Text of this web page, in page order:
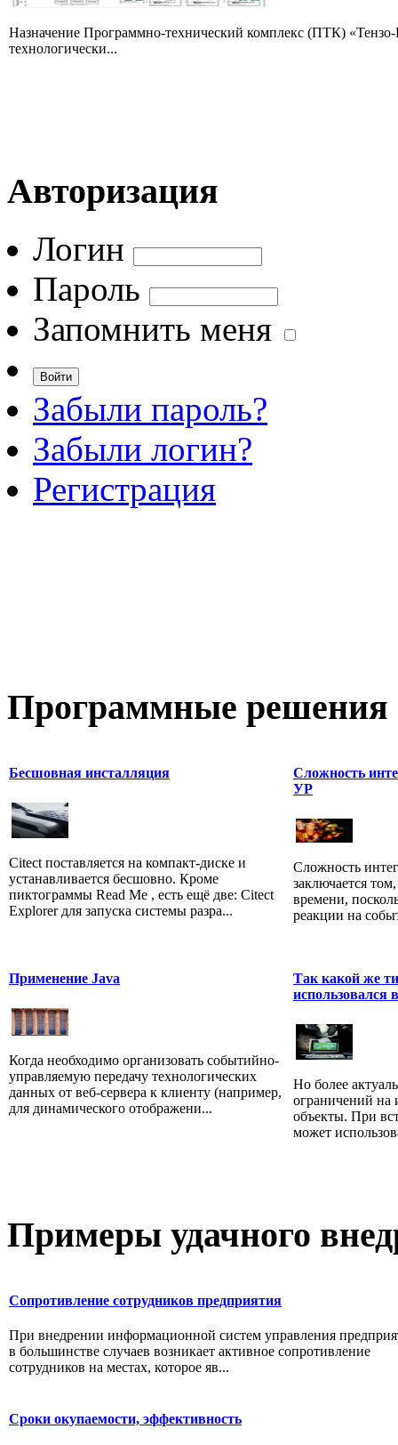
Назначение Программно-технический комплекс (ПТК) «Тензо-
технологически...
Авторизация
Логин
Пароль
Запомнить меня
Забыли пароль?
Забыли логин?
Регистрация
Программные решения
Бесшовная инсталляция
Citect поставляется на компакт-диске и
устанавливается бесшовно. Кроме
пиктограммы Read Me , есть ещё две: Citect
Explorer для запуска системы разра...
Сложность
УР
Сложность
заключается
времени,
реакции на
Применение Java
Когда необходимо организовать событийно-
управляемую передачу технологических
данных от веб-сервера к клиенту (например,
для динамического отображени...
Так какой же
использовался
Но более
ограничений на
объекты. При
может
Примеры удачного
Сопротивление сотрудников предприятия
При внедрении информационной систем управления
в большинстве случаев возникает активное сопротивление
сотрудников на местах, которое яв...
Сроки окупаемости, эффективность